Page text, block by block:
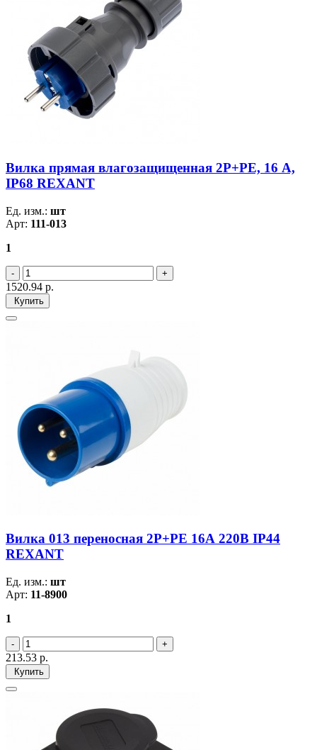
Вилка прямая влагозащищенная 2P+РE, 16 А,
IP68 REXANT
Ед. изм.: шт
Арт: 111-013
1
1520.94 р.
Купить
Вилка 013 переносная 2Р+РЕ 16А 220В IP44
REXANT
Ед. изм.: шт
Арт: 11-8900
1
213.53 р.
Купить